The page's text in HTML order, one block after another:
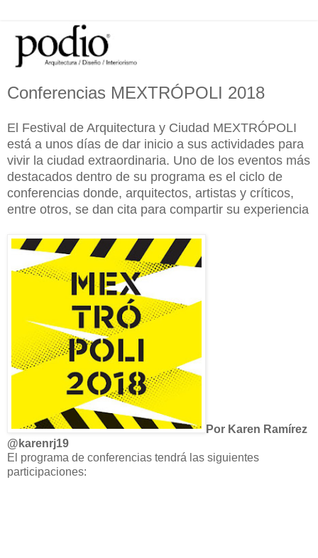
Conferencias MEXTRÓPOLI 2018
El Festival de Arquitectura y Ciudad MEXTRÓPOLI
está a unos días de dar inicio a sus actividades para
vivir la ciudad extraordinaria. Uno de los eventos más
destacados dentro de su programa es el ciclo de
conferencias donde, arquitectos, artistas y críticos,
entre otros, se dan cita para compartir su experiencia
Por Karen Ramírez
@karenrj19
El programa de conferencias tendrá las siguientes
participaciones: